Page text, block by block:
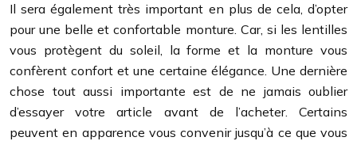
Il sera également très important en plus de cela, d’opter
pour une belle et confortable monture. Car, si les lentilles
vous protègent du soleil, la forme et la monture vous
confèrent confort et une certaine élégance. Une dernière
chose tout aussi importante est de ne jamais oublier
d’essayer votre article avant de l’acheter. Certains
peuvent en apparence vous convenir jusqu’à ce que vous